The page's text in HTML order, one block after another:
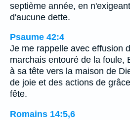
septième année, en
d'aucune dette.
Psaume 42:4
Je me rappelle avec effusion
marchais entouré de la foule,
à sa tête vers la maison de
de joie et des actions de
fête.
Romains 14:5,6